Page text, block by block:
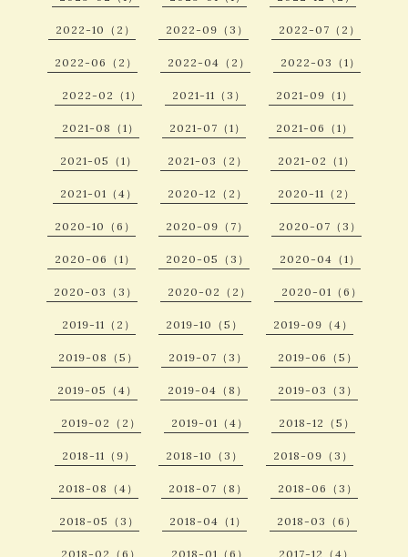
2022-10（2） 2022-09（3） 2022-07（2）
2022-06（2） 2022-04（2） 2022-03（1）
2022-02（1） 2021-11（3） 2021-09（1）
2021-08（1） 2021-07（1） 2021-06（1）
2021-05（1） 2021-03（2） 2021-02（1）
2021-01（4） 2020-12（2） 2020-11（2）
2020-10（6） 2020-09（7） 2020-07（3）
2020-06（1） 2020-05（3） 2020-04（1）
2020-03（3） 2020-02（2） 2020-01（6）
2019-11（2） 2019-10（5） 2019-09（4）
2019-08（5） 2019-07（3） 2019-06（5）
2019-05（4） 2019-04（8） 2019-03（3）
2019-02（2） 2019-01（4） 2018-12（5）
2018-11（9） 2018-10（3） 2018-09（3）
2018-08（4） 2018-07（8） 2018-06（3）
2018-05（3） 2018-04（1） 2018-03（6）
2018-02（6） 2018-01（6） 2017-12（4）